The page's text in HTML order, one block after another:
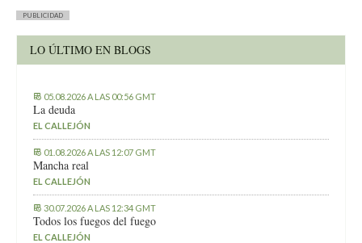
PUBLICIDAD
LO ÚLTIMO EN BLOGS
05.08.2026 A LAS 00:56 GMT
La deuda
EL CALLEJÓN
01.08.2026 A LAS 12:07 GMT
Mancha real
EL CALLEJÓN
30.07.2026 A LAS 12:34 GMT
Todos los fuegos del fuego
EL CALLEJÓN